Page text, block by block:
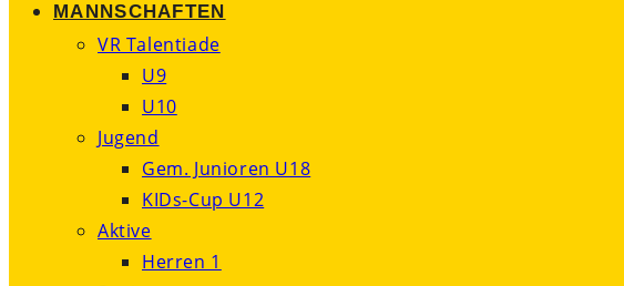
MANNSCHAFTEN
VR Talentiade
U9
U10
Jugend
Gem. Junioren U18
KIDs-Cup U12
Aktive
Herren 1